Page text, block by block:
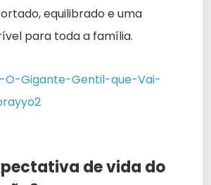
equilibrado e uma
para toda a família.
O-Gigante-Gentil-que-Vai-
de vida do